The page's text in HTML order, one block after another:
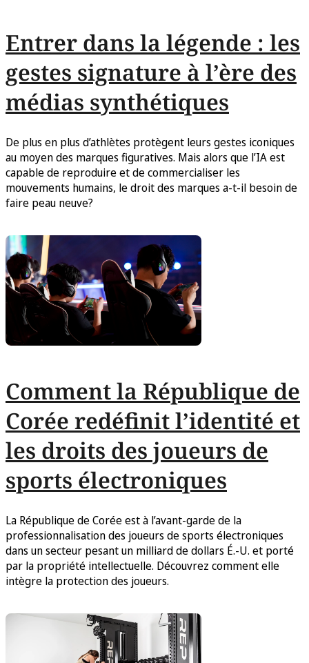
Entrer dans la légende : les
gestes signature à l’ère des
médias synthétiques
De plus en plus d’athlètes protègent leurs gestes iconiques
au moyen des marques figuratives. Mais alors que l’IA est
capable de reproduire et de commercialiser les
mouvements humains, le droit des marques a-t-il besoin de
faire peau neuve?
Comment la République de
Corée redéfinit l’identité et
les droits des joueurs de
sports électroniques
La République de Corée est à l’avant-garde de la
professionnalisation des joueurs de sports électroniques
dans un secteur pesant un milliard de dollars É.-U. et porté
par la propriété intellectuelle. Découvrez comment elle
intègre la protection des joueurs.